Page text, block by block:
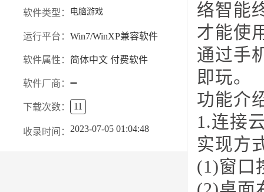
软件类型： 电脑游戏
运行平台： Win7/WinXP兼容软件
软件属性： 简体中文 付费软件
软件厂商：
下载次数： 11
收录时间： 2023-07-05 01:04:48
络智能
才能使
通过手
即玩。
功能介
1.连接
实现方
(1)窗口